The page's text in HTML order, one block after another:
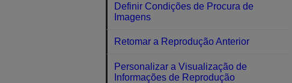
Definir Condições de Procura de
Imagens
Retomar a Reprodução Anterior
Personalizar a Visualização de
Informações de Reprodução